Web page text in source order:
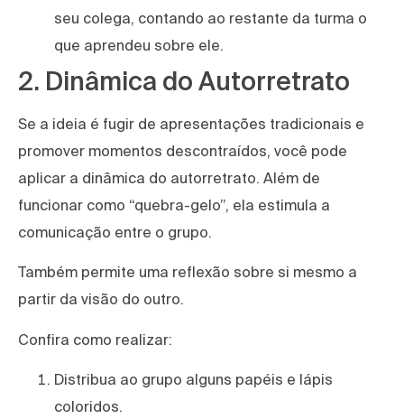
seu colega, contando ao restante da turma o
que aprendeu sobre ele.
2. Dinâmica do Autorretrato
Se a ideia é fugir de apresentações tradicionais e
promover momentos descontraídos, você pode
aplicar a dinâmica do autorretrato. Além de
funcionar como “quebra-gelo”, ela estimula a
comunicação entre o grupo.
Também permite uma reflexão sobre si mesmo a
partir da visão do outro.
Confira como realizar:
Distribua ao grupo alguns papéis e lápis
coloridos.